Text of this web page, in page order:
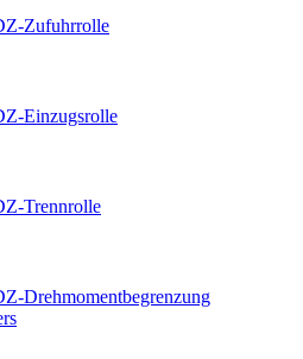
Zufuhrrolle
Einzugsrolle
Trennrolle
Drehmomentbegrenzung